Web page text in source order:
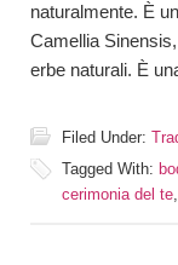
naturalmente. È
Camellia
erbe naturali. È
Filed Under:
Tagged With:
cerimonia del te,